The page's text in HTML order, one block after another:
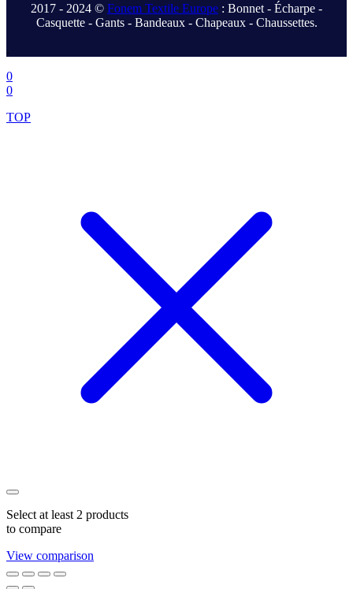
2017 - 2024 © Fonem Textile Europe : Bonnet - Écharpe -
Casquette - Gants - Bandeaux - Chapeaux - Chaussettes.
.
0
0
TOP
Select at least 2 products
to compare
View comparison